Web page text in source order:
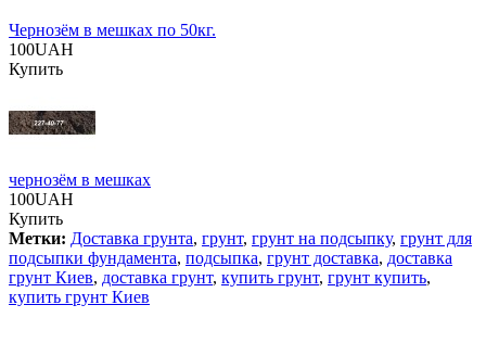
Чернозём в мешках по 50кг.
100UAH
Купить
чернозём в мешках
100UAH
Купить
Метки: Доставка грунта, грунт, грунт на подсыпку, грунт для
подсыпки фундамента, подсыпка, грунт доставка, доставка
грунт Киев, доставка грунт, купить грунт, грунт купить,
купить грунт Киев